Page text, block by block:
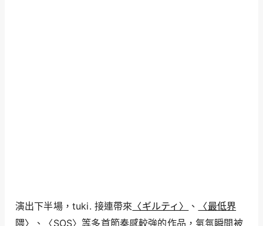
演出下半場，tuki. 接連帶來 〈ギルティ〉 、
〈最低界
隈〉
、〈SOS〉等多首節奏感較強的作品，氣氛瞬間被